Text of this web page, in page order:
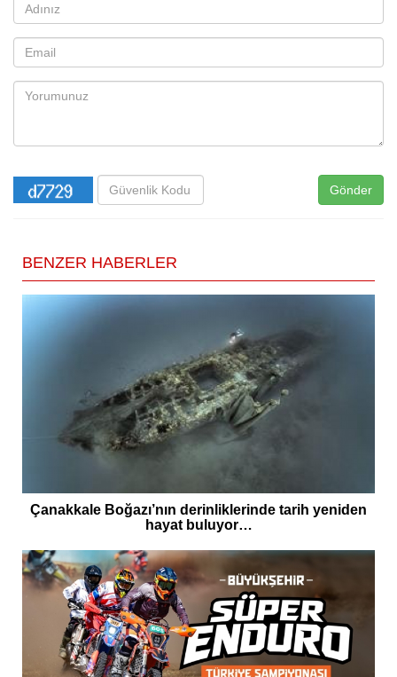
Gönder
BENZER HABERLER
Çanakkale Boğazı’nın derinliklerinde tarih yeniden
hayat buluyor…